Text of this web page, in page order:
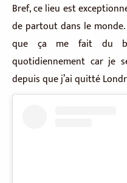
Bref, ce lieu est
de partout dans le
que ça me fait du
quotidiennement car je
depuis que j’ai quitté